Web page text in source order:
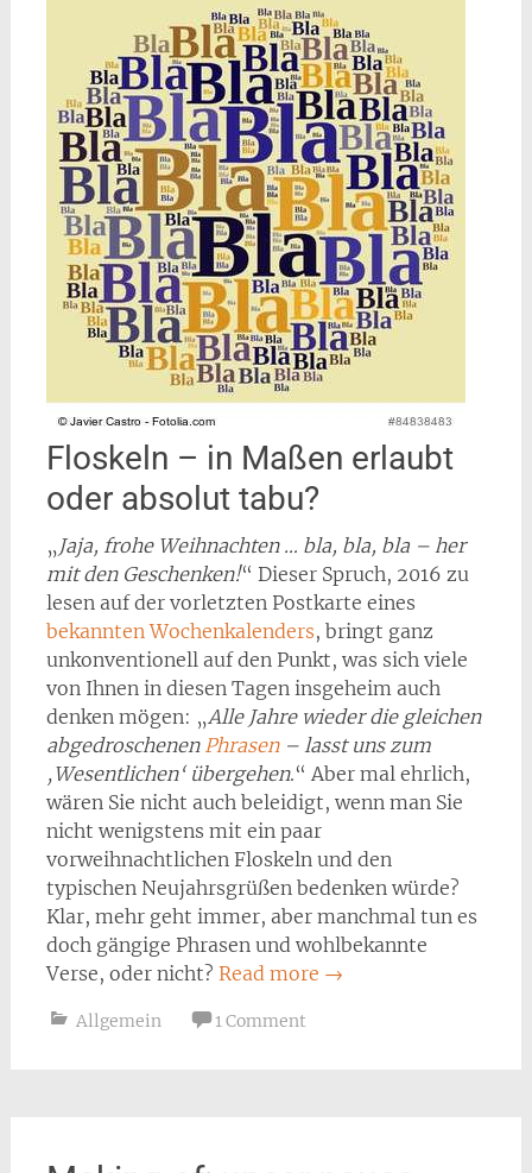
Floskeln – in Maßen erlaubt
oder absolut tabu?
„ Jaja, frohe Weihnachten … bla, bla, bla – her
mit den Geschenken!“ Dieser Spruch, 2016 zu
lesen auf der vorletzten Postkarte eines
bekannten Wochenkalenders, bringt ganz
unkonventionell auf den Punkt, was sich viele
von Ihnen in diesen Tagen insgeheim auch
denken mögen: „Alle Jahre wieder die gleichen
abgedroschenen Phrasen– lasst uns zum
‚Wesentlichen‘ übergehen.“ Aber mal ehrlich,
wären Sie nicht auch beleidigt, wenn man Sie
nicht wenigstens mit ein paar
vorweihnachtlichen Floskeln und den
typischen Neujahrsgrüßen bedenken würde?
Klar, mehr geht immer, aber manchmal tun es
doch gängige Phrasen und wohlbekannte
Verse, oder nicht? Read more →
Allgemein 1 Comment